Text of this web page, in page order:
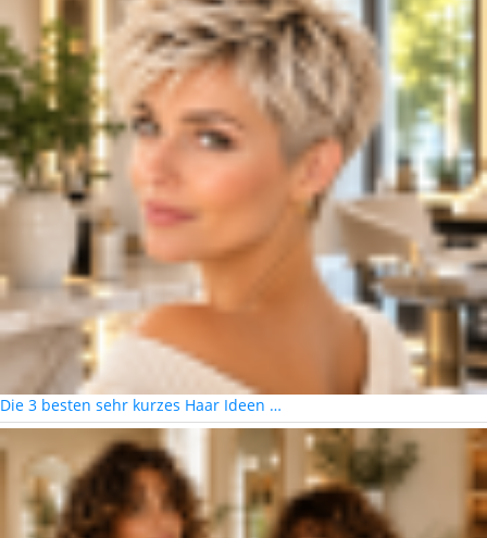
Die 3 besten sehr kurzes Haar Ideen …